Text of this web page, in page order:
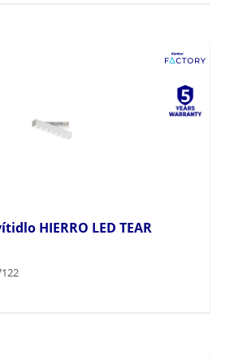
HIERRO LED TEAR